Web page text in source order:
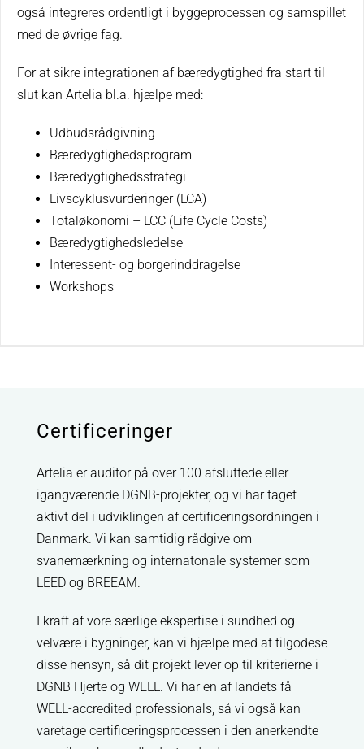
også integreres ordentligt i byggeprocessen og samspillet
med de øvrige fag.
For at sikre integrationen af bæredygtighed fra start til
slut kan Artelia bl.a. hjælpe med:
Udbudsrådgivning
Bæredygtighedsprogram
Bæredygtighedsstrategi
Livscyklusvurderinger (LCA)
Totaløkonomi – LCC (Life Cycle Costs)
Bæredygtighedsledelse
Interessent- og borgerinddragelse
Workshops
Certificeringer
Artelia er auditor på over 100 afsluttede eller
igangværende DGNB-projekter, og vi har taget
aktivt del i udviklingen af certificeringsordningen i
Danmark. Vi kan samtidig rådgive om
svanemærkning og internatonale systemer som
LEED og BREEAM.
I kraft af vore særlige ekspertise i sundhed og
velvære i bygninger, kan vi hjælpe med at tilgodese
disse hensyn, så dit projekt lever op til kriterierne i
DGNB Hjerte og WELL. Vi har en af landets få
WELL-accredited professionals, så vi også kan
varetage certificeringsprocessen i den anerkendte